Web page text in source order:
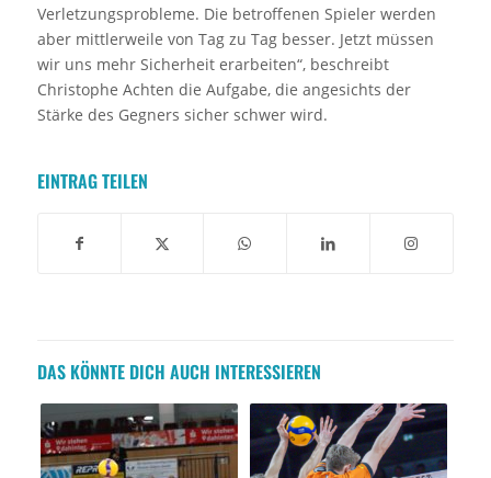
Verletzungsprobleme. Die betroffenen Spieler werden
aber mittlerweile von Tag zu Tag besser. Jetzt müssen
wir uns mehr Sicherheit erarbeiten“, beschreibt
Christophe Achten die Aufgabe, die angesichts der
Stärke des Gegners sicher schwer wird.
EINTRAG TEILEN
DAS KÖNNTE DICH AUCH INTERESSIEREN